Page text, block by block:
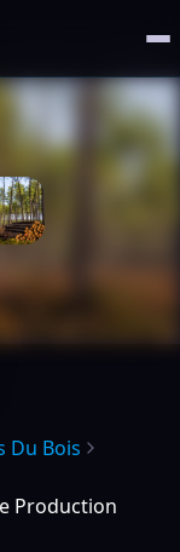
Du Bois
Production